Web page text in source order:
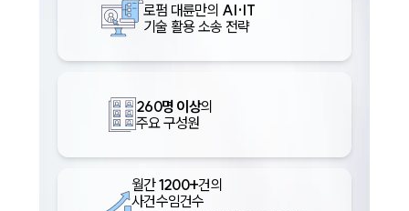
로펌 대륜만의 AI·IT
기술 활용 소송 전략
260명 이상의
주요 구성원
월간1200+건의
사건수임건수